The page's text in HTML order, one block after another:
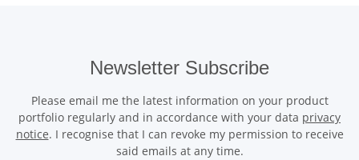
Newsletter Subscribe
Please email me the latest information on your product
portfolio regularly and in accordance with your data privacy
notice. I recognise that I can revoke my permission to receive
said emails at any time.